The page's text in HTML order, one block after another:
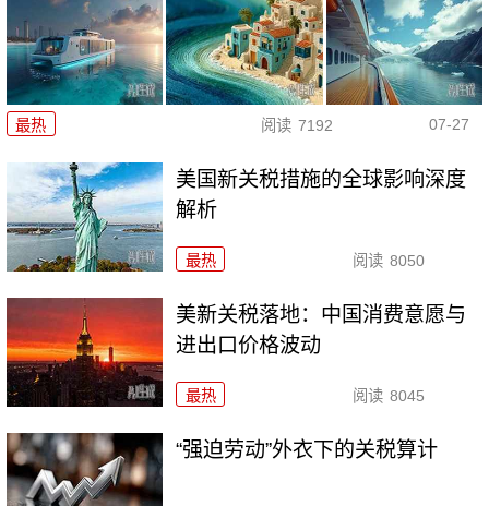
最热 阅读 7192 07-27
美国新关税措施的全球影响深度
解析
最热 阅读 8050
美新关税落地：中国消费意愿与
进出口价格波动
最热 阅读 8045
“强迫劳动”外衣下的关税算计